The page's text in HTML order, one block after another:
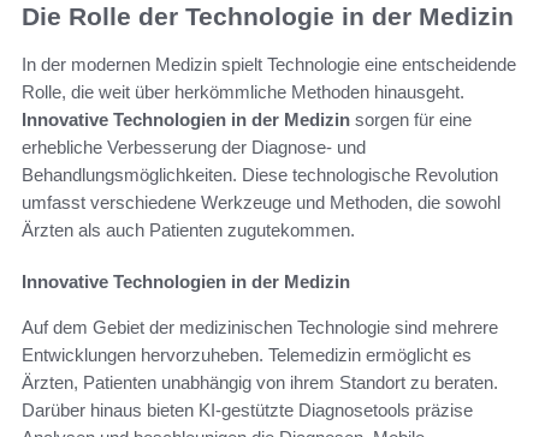
Die Rolle der Technologie in der Medizin
In der modernen Medizin spielt Technologie eine entscheidende
Rolle, die weit über herkömmliche Methoden hinausgeht.
Innovative Technologien in der Medizin sorgen für eine
erhebliche Verbesserung der Diagnose- und
Behandlungsmöglichkeiten. Diese technologische Revolution
umfasst verschiedene Werkzeuge und Methoden, die sowohl
Ärzten als auch Patienten zugutekommen.
Innovative Technologien in der Medizin
Auf dem Gebiet der medizinischen Technologie sind mehrere
Entwicklungen hervorzuheben. Telemedizin ermöglicht es
Ärzten, Patienten unabhängig von ihrem Standort zu beraten.
Darüber hinaus bieten KI-gestützte Diagnosetools präzise